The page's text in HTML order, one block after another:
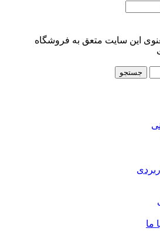
این سایت متعق به فروشگاه
جستجو
ما